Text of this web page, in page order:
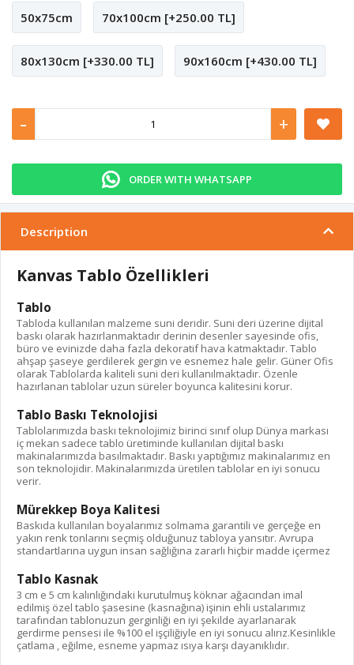
50x75cm 70x100cm [+250.00 TL]
80x130cm [+330.00 TL] 90x160cm [+430.00 TL]
- +
ORDER WITH WHATSAPP
Description
Kanvas Tablo Özellikleri
Tablo
Tabloda kullanılan malzeme suni deridir. Suni deri üzerine dijital
baskı olarak hazırlanmaktadır derinin desenler sayesinde ofis,
büro ve evinizde daha fazla dekoratif hava katmaktadır. Tablo
ahşap şaseye gerdilerek gergin ve esnemez hale gelir. Güner Ofis
olarak Tablolarda kaliteli suni deri kullanılmaktadır. Özenle
hazırlanan tablolar uzun süreler boyunca kalitesini korur.
Tablo Baskı Teknolojisi
Tablolarımızda baskı teknolojimiz birinci sınıf olup Dünya markası
iç mekan sadece tablo üretiminde kullanılan dijital baskı
makinalarımızda basılmaktadır. Baskı yaptığımız makinalarımız en
son teknolojidir. Makinalarımızda üretilen tablolar en iyi sonucu
verir.
Mürekkep Boya Kalitesi
Baskıda kullanılan boyalarımız solmama garantili ve gerçeğe en
yakın renk tonlarını seçmiş olduğunuz tabloya yansıtır. Avrupa
standartlarına uygun insan sağlığına zararlı hiçbir madde içermez
Tablo Kasnak
3 cm e 5 cm kalınlığındaki kurutulmuş köknar ağacından imal
edilmiş özel tablo şasesine (kasnağına) işinin ehli ustalarımız
tarafından tablonuzun gerginliği en iyi şekilde ayarlanarak
gerdirme pensesi ile %100 el işçiliğiyle en iyi sonucu alırız.Kesinlikle
çatlama , eğilme, esneme yapmaz ısıya karşı dayanıklıdır.